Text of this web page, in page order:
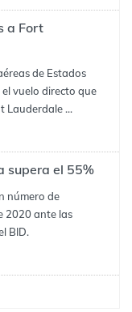
a Fort
de Estados
vuelo directo que
Lauderdale ...
supera el 55%
número de
2020 ante las
BID.